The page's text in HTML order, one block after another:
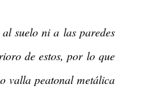
suelo ni a las paredes
de estos, por lo que
valla peatonal metálica